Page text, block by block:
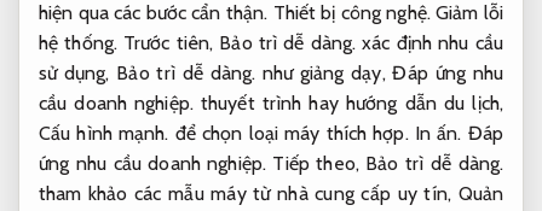
hiện qua các bước cẩn thận. Thiết bị công nghệ. Giảm lỗi
hệ thống.Trước tiên, Bảo trì dễ dàng. xác định nhu cầu
sử dụng, Bảo trì dễ dàng. như giảng dạy,Đáp ứng nhu
cầu doanh nghiệp.thuyết trình hay hướng dẫn du lịch,
Cấu hình mạnh. để chọn loại máy thích hợp. In ấn. Đáp
ứng nhu cầu doanh nghiệp.Tiếp theo, Bảo trì dễ dàng.
tham khảo các mẫu máy từ nhà cung cấp uy tín, Quản